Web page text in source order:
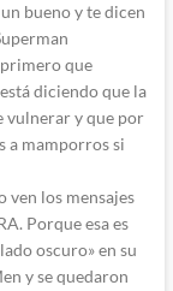
bueno y te dicen
que
diciendo que la
vulnerar y que por
a mamporros si
ven los mensajes
Porque esa es
oscuro» en su
y se quedaron